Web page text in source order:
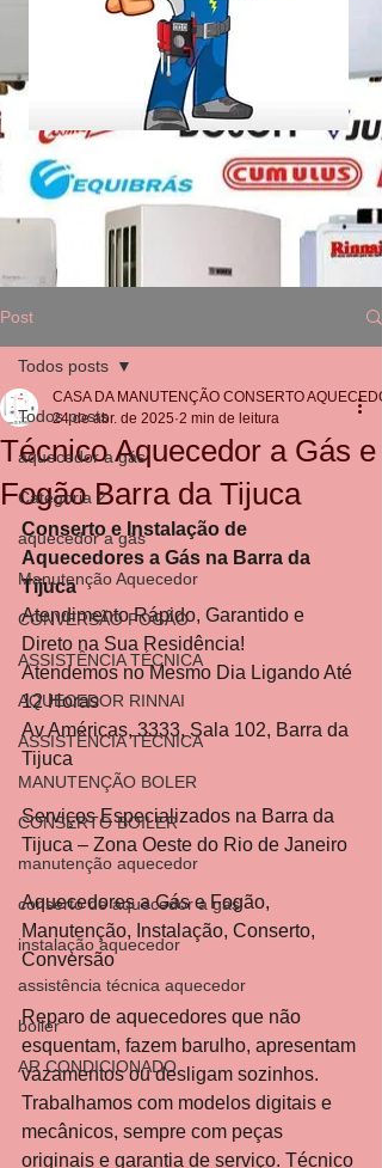
Post
Todos posts
aquecedor a gás
Categoria 2
aquecedor a gás
Manutenção Aquecedor
CONVERSÃO FOGÃO
ASSISTÊNCIA TÉCNICA
AQUECEDOR RINNAI
ASSISTÊNCIA TÉCNICA
MANUTENÇÃO BOLER
CONSERTO BOILER
manutenção aquecedor
conserto de aquecedor a gás
instalação aquecedor
assistência técnica aquecedor
boiler
AR CONDICIONADO
Todos posts
Técnico Aquecedor a Gás e
Fogão Barra da Tijuca
CASA DA MANUTENÇÃO CONSERTO
24 de abr. de 2025 2 min de leitura
Conserto e Instalação de
Aquecedores a Gás na Barra da
Tijuca
Atendimento Rápido, Garantido e
Direto na Sua Residência!
Atendemos no Mesmo Dia Ligando Até
12 Horas
Av Américas, 3333, Sala 102, Barra da
Tijuca
Serviços Especializados na Barra da
Tijuca – Zona Oeste do Rio de Janeiro
Aquecedores a Gás e Fogão,
Manutenção, Instalação, Conserto,
Conversão
Reparo de aquecedores que não
esquentam, fazem barulho, apresentam
vazamentos ou desligam sozinhos.
Trabalhamos com modelos digitais e
mecânicos, sempre com peças
originais e garantia de serviço. Técnico